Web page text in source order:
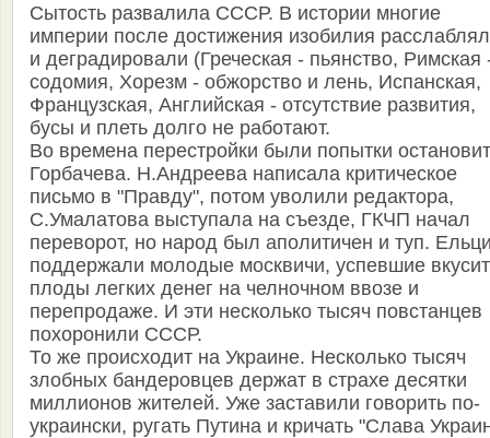
Сытость развалила СССР. В истории многие
империи после достижения изобилия
и деградировали (Греческая - пьянство, Римская
содомия, Хорезм - обжорство и лень, Испанская,
Французская, Английская - отсутствие развития,
бусы и плеть долго не работают.
Во времена перестройки были попытки
Горбачева. Н.Андреева написала критическое
письмо в "Правду", потом уволили редактора,
С.Умалатова выступала на съезде, ГКЧП начал
переворот, но народ был аполитичен и туп.
поддержали молодые москвичи, успевшие
плоды легких денег на челночном ввозе и
перепродаже. И эти несколько тысяч повстанцев
похоронили СССР.
То же происходит на Украине. Несколько тысяч
злобных бандеровцев держат в страхе десятки
миллионов жителей. Уже заставили говорить по-
украински, ругать Путина и кричать "Слава